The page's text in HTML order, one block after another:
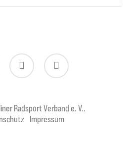
facebook instagram
Radsport Verband e. V..
Impressum